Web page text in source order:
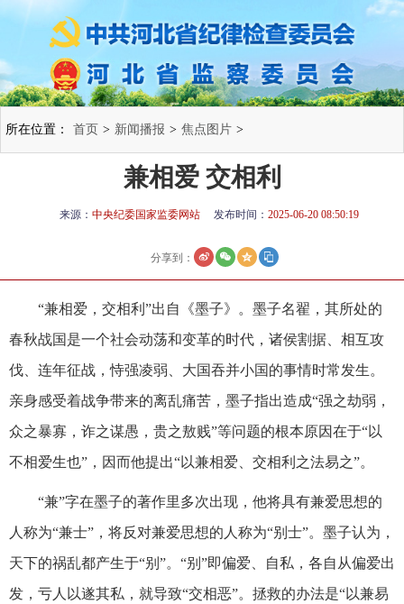
所在位置： 首页 > 新闻播报 > 焦点图片 >
兼相爱 交相利
来源： 中央纪委国家监委网站 发布时间： 2025-06-20 08:50:19
分享到：
“兼相爱，交相利”出自《墨子》。墨子名翟，其所处的
春秋战国是一个社会动荡和变革的时代，诸侯割据、相互攻
伐、连年征战，恃强凌弱、大国吞并小国的事情时常发生。
亲身感受着战争带来的离乱痛苦，墨子指出造成“强之劫弱，
众之暴寡，诈之谋愚，贵之敖贱”等问题的根本原因在于“以
不相爱生也”，因而他提出“以兼相爱、交相利之法易之”。
“兼”字在墨子的著作里多次出现，他将具有兼爱思想的
人称为“兼士”，将反对兼爱思想的人称为“别士”。墨子认为，
天下的祸乱都产生于“别”。“别”即偏爱、自私，各自从偏爱出
发，亏人以遂其私，就导致“交相恶”。拯救的办法是“以兼易